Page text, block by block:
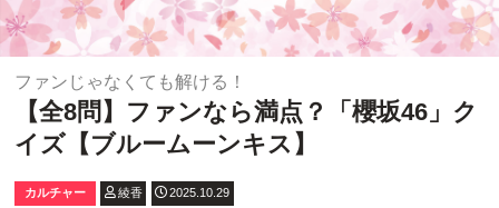
ファンじゃなくても解ける！
【全8問】ファンなら満点？「櫻坂46」ク
イズ【ブルームーンキス】
カルチャー 綾香 2025.10.29